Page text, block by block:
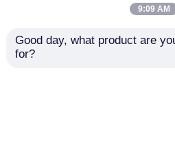
das Laborpathologie-
9:09 AM
Good day, what product are
for?